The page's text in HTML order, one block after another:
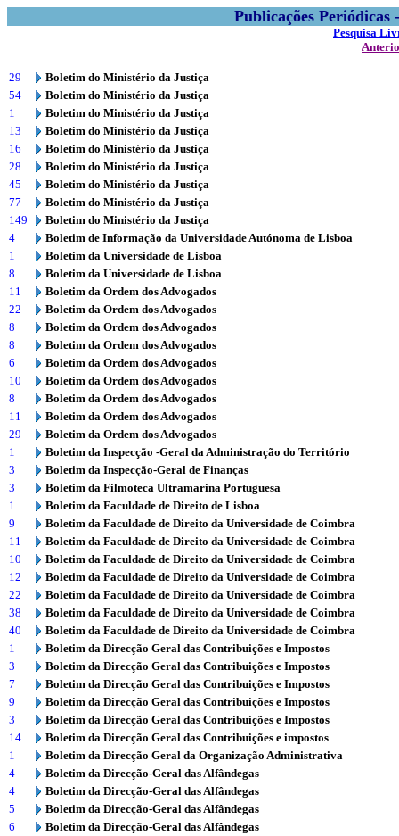
Publicações
Pesquisa
29
Boletim do Ministério da Justiça
54
Boletim do Ministério da Justiça
1
Boletim do Ministério da Justiça
13
Boletim do Ministério da Justiça
16
Boletim do Ministério da Justiça
28
Boletim do Ministério da Justiça
45
Boletim do Ministério da Justiça
77
Boletim do Ministério da Justiça
149
Boletim do Ministério da Justiça
4
Boletim de Informação da Universidade Autónoma de Lisboa
1
Boletim da Universidade de Lisboa
8
Boletim da Universidade de Lisboa
11
Boletim da Ordem dos Advogados
22
Boletim da Ordem dos Advogados
8
Boletim da Ordem dos Advogados
8
Boletim da Ordem dos Advogados
6
Boletim da Ordem dos Advogados
10
Boletim da Ordem dos Advogados
8
Boletim da Ordem dos Advogados
11
Boletim da Ordem dos Advogados
29
Boletim da Ordem dos Advogados
1
Boletim da Inspecção -Geral da Administração do Território
3
Boletim da Inspecção-Geral de Finanças
3
Boletim da Filmoteca Ultramarina Portuguesa
1
Boletim da Faculdade de Direito de Lisboa
9
Boletim da Faculdade de Direito da Universidade de Coimbra
11
Boletim da Faculdade de Direito da Universidade de Coimbra
10
Boletim da Faculdade de Direito da Universidade de Coimbra
12
Boletim da Faculdade de Direito da Universidade de Coimbra
22
Boletim da Faculdade de Direito da Universidade de Coimbra
38
Boletim da Faculdade de Direito da Universidade de Coimbra
40
Boletim da Faculdade de Direito da Universidade de Coimbra
1
Boletim da Direcção Geral das Contribuições e Impostos
3
Boletim da Direcção Geral das Contribuições e Impostos
7
Boletim da Direcção Geral das Contribuições e Impostos
9
Boletim da Direcção Geral das Contribuições e Impostos
3
Boletim da Direcção Geral das Contribuições e Impostos
14
Boletim da Direcção Geral das Contribuições e impostos
1
Boletim da Direcção Geral da Organização Administrativa
4
Boletim da Direcção-Geral das Alfândegas
4
Boletim da Direcção-Geral das Alfândegas
5
Boletim da Direcção-Geral das Alfândegas
6
Boletim da Direcção-Geral das Alfândegas